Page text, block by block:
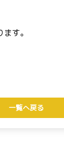
す。
一覧へ戻る